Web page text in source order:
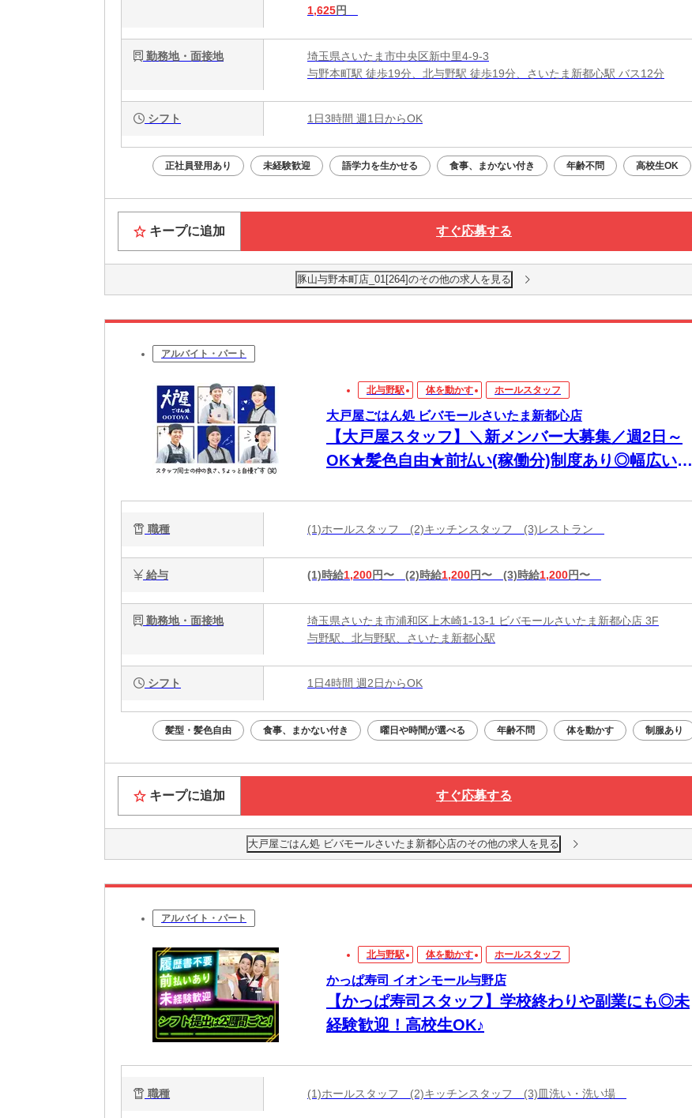
1,625円
勤務地・面接地
埼玉県さいたま市中央区新中里4-9-3
与野本町駅 徒歩19分、北与野駅 徒歩19分、さいたま新都心駅 バス12分
シフト 1日3時間 週1日からOK
正社員登用あり 未経験歓迎 語学力を生かせる 食事、まかない付き 年齢不問 高校生OK
キープに追加 すぐ応募する
豚山与野本町店_01[264]のその他の求人を見る
アルバイト・パート
北与野駅 体を動かす ホールスタッフ
大戸屋ごはん処 ビバモールさいたま新都心店
【大戸屋スタッフ】＼新メンバー大募集／週2日～
OK★髪色自由★前払い(稼働分)制度あり◎幅広い年
職種 (1)ホールスタッフ (2)キッチンスタッフ (3)レストラン
給与 (1)時給1,200円〜 (2)時給1,200円〜 (3)時給1,200円〜
勤務地・面接地
埼玉県さいたま市浦和区上木崎1-13-1 ビバモールさいたま新都心店 3F
与野駅、北与野駅、さいたま新都心駅
シフト 1日4時間 週2日からOK
髪型・髪色自由 食事、まかない付き 曜日や時間が選べる 年齢不問 体を動かす 制服あり
キープに追加 すぐ応募する
大戸屋ごはん処 ビバモールさいたま新都心店のその他の求人を見る
アルバイト・パート
北与野駅 体を動かす ホールスタッフ
かっぱ寿司 イオンモール与野店
【かっぱ寿司スタッフ】学校終わりや副業にも◎未
経験歓迎！高校生OK♪
職種 (1)ホールスタッフ (2)キッチンスタッフ (3)皿洗い・洗い場